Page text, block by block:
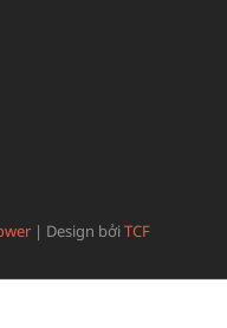
| Design bởiTCF